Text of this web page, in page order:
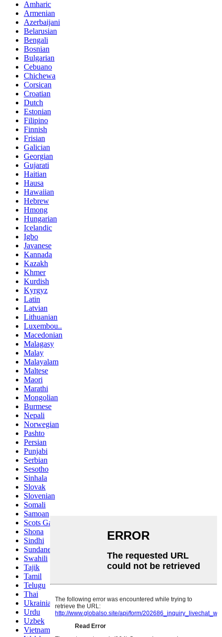
Amharic
Armenian
Azerbaijani
Belarusian
Bengali
Bosnian
Bulgarian
Cebuano
Chichewa
Corsican
Croatian
Dutch
Estonian
Filipino
Finnish
Frisian
Galician
Georgian
Gujarati
Haitian
Hausa
Hawaiian
Hebrew
Hmong
Hungarian
Icelandic
Igbo
Javanese
Kannada
Kazakh
Khmer
Kurdish
Kyrgyz
Latin
Latvian
Lithuanian
Luxembou..
Macedonian
Malagasy
Malay
Malayalam
Maltese
Maori
Marathi
Mongolian
Burmese
Nepali
Norwegian
Pashto
Persian
Punjabi
Serbian
Sesotho
Sinhala
Slovak
Slovenian
Somali
Samoan
Scots Gaelic
Shona
Sindhi
Sundanese
Swahili
Tajik
Tamil
Telugu
Thai
Ukrainian
Urdu
Uzbek
Vietnamese